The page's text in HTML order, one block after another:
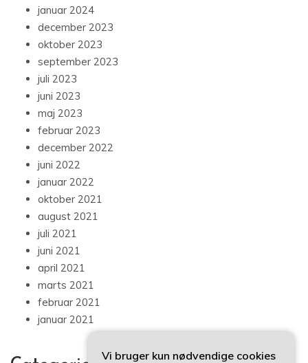
januar 2024
december 2023
oktober 2023
september 2023
juli 2023
juni 2023
maj 2023
februar 2023
december 2022
juni 2022
januar 2022
oktober 2021
august 2021
juli 2021
juni 2021
april 2021
marts 2021
februar 2021
januar 2021
Vi bruger kun nødvendige cookies